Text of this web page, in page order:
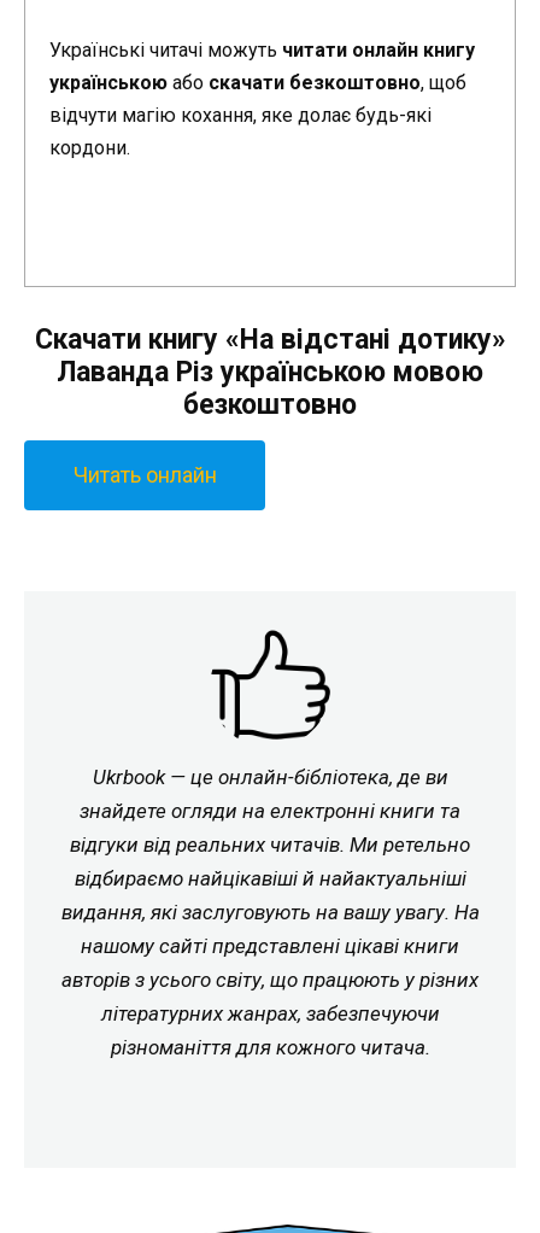
Українські читачі можуть читати онлайн книгу
українською або скачати безкоштовно, щоб
відчути магію кохання, яке долає будь-які
кордони.
Скачати книгу «На відстані дотику»
Лаванда Різ українською мовою
безкоштовно
Читать онлайн
Ukrbook — це онлайн-бібліотека, де ви
знайдете огляди на електронні книги та
відгуки від реальних читачів. Ми ретельно
відбираємо найцікавіші й найактуальніші
видання, які заслуговують на вашу увагу. На
нашому сайті представлені цікаві книги
авторів з усього світу, що працюють у різних
літературних жанрах, забезпечуючи
різноманіття для кожного читача.